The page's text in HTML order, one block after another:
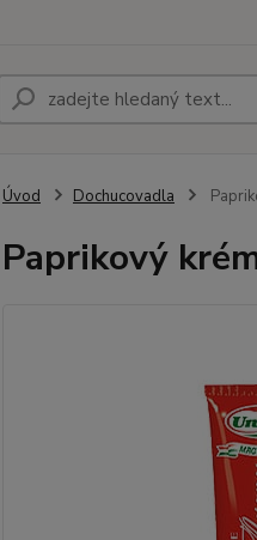
Úvod Dochucovadla
Paprikový